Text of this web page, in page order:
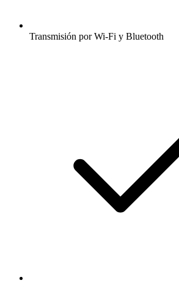
Transmisión por Wi-Fi y Bluetooth